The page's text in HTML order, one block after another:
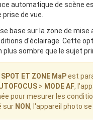
automatique de scène
de vue.
base sur la zone de
d'éclairage. Cette
plus sombre que le sujet
SPOT ET ZONE MaPest
> MODE AF,
pour mesurer les
sur NON, l'appareil photo